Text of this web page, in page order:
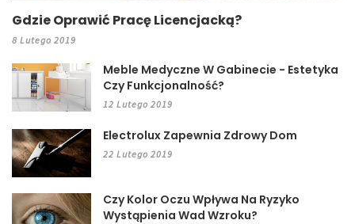
Gdzie Oprawić Pracę Licencjacką?
8 Lutego 2019
Meble Medyczne W Gabinecie - Estetyka
Czy Funkcjonalność?
12 Lutego 2019
Electrolux Zapewnia Zdrowy Dom
22 Lutego 2019
Czy Kolor Oczu Wpływa Na Ryzyko
Wystąpienia Wad Wzroku?